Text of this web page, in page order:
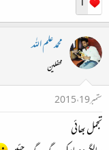
محمد علم اللہ
محفلین
ستمبر 19، 2015
تجمل بھائی